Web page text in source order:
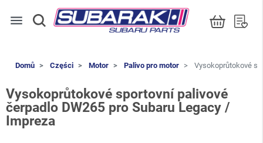
menu
Domů Części Motor Palivo pro motor Vysokoprůtokové
Vysokoprůtokové sportovní palivové
čerpadlo DW265 pro Subaru Legacy /
Impreza